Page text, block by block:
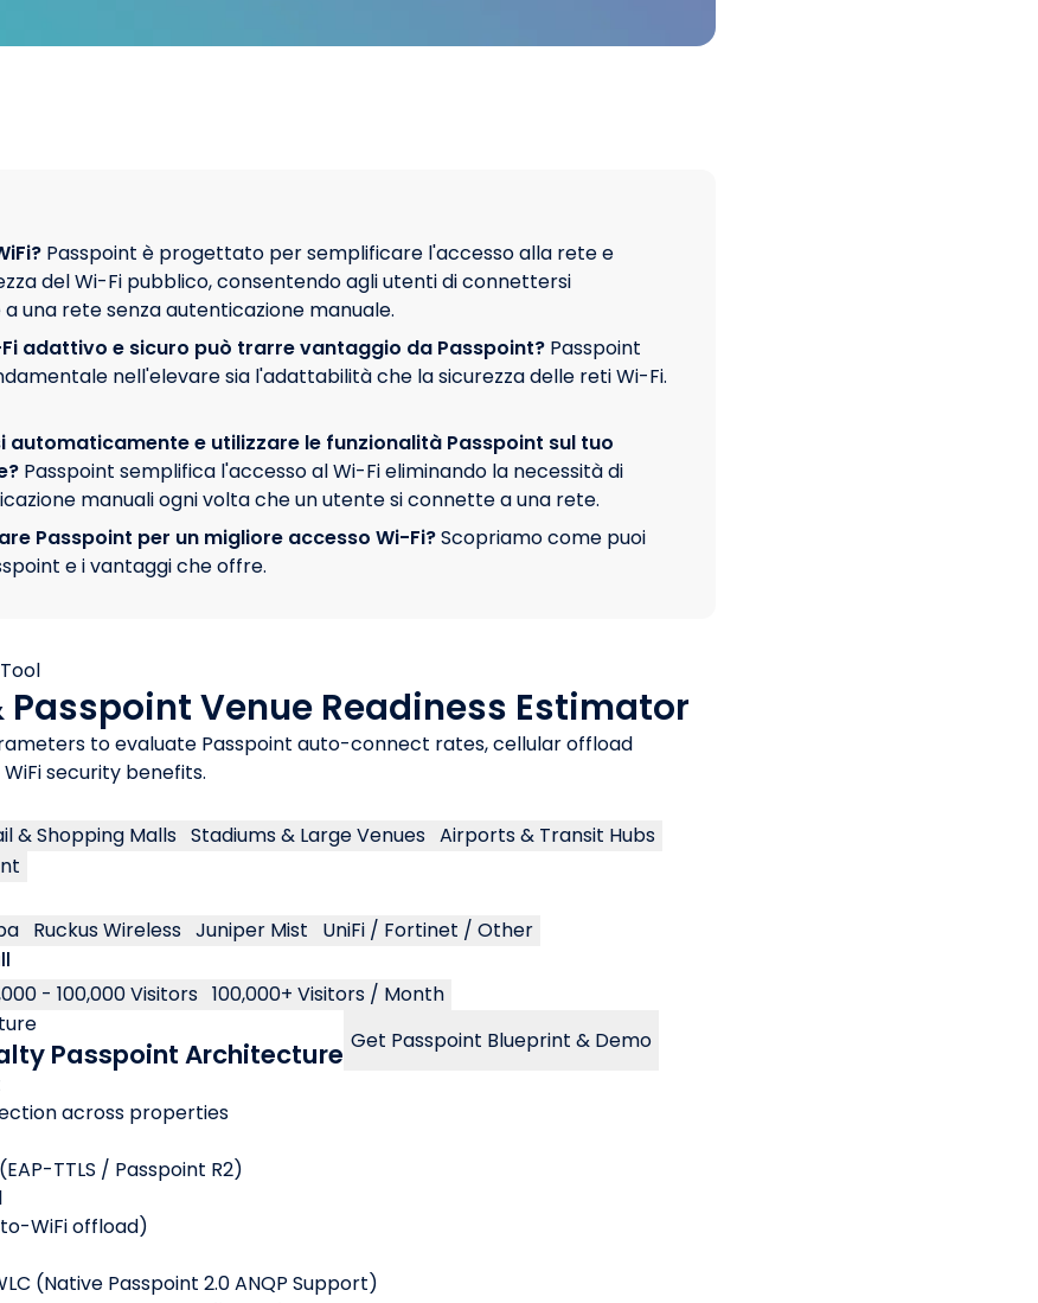
Passpoint è progettato per semplificare l'accesso alla rete e
del Wi-Fi pubblico, consentendo agli utenti di connettersi
una rete senza autenticazione manuale.
adattivo e sicuro può trarre vantaggio da Passpoint? Passpoint
nell'elevare sia l'adattabilità che la sicurezza delle reti Wi-Fi.
automaticamente e utilizzare le funzionalità Passpoint sul tuo
Passpoint semplifica l'accesso al Wi-Fi eliminando la necessità di
manuali ogni volta che un utente si connette a una rete.
Passpoint per un migliore accesso Wi-Fi?Scopriamo come puoi
e i vantaggi che offre.
Passpoint Venue Readiness Estimator
to evaluate Passpoint auto-connect rates, cellular offload
security benefits.
& Shopping Malls Stadiums & Large Venues Airports & Transit Hubs
Ruckus Wireless Juniper Mist
UniFi / Fortinet / Other
- 100,000 Visitors 100,000+ Visitors / Month
Passpoint Architecture Get Passpoint Blueprint & Demo
across properties
TTLS / Passpoint R2)
WiFi offload)
(Native Passpoint 2.0 ANQP Support)